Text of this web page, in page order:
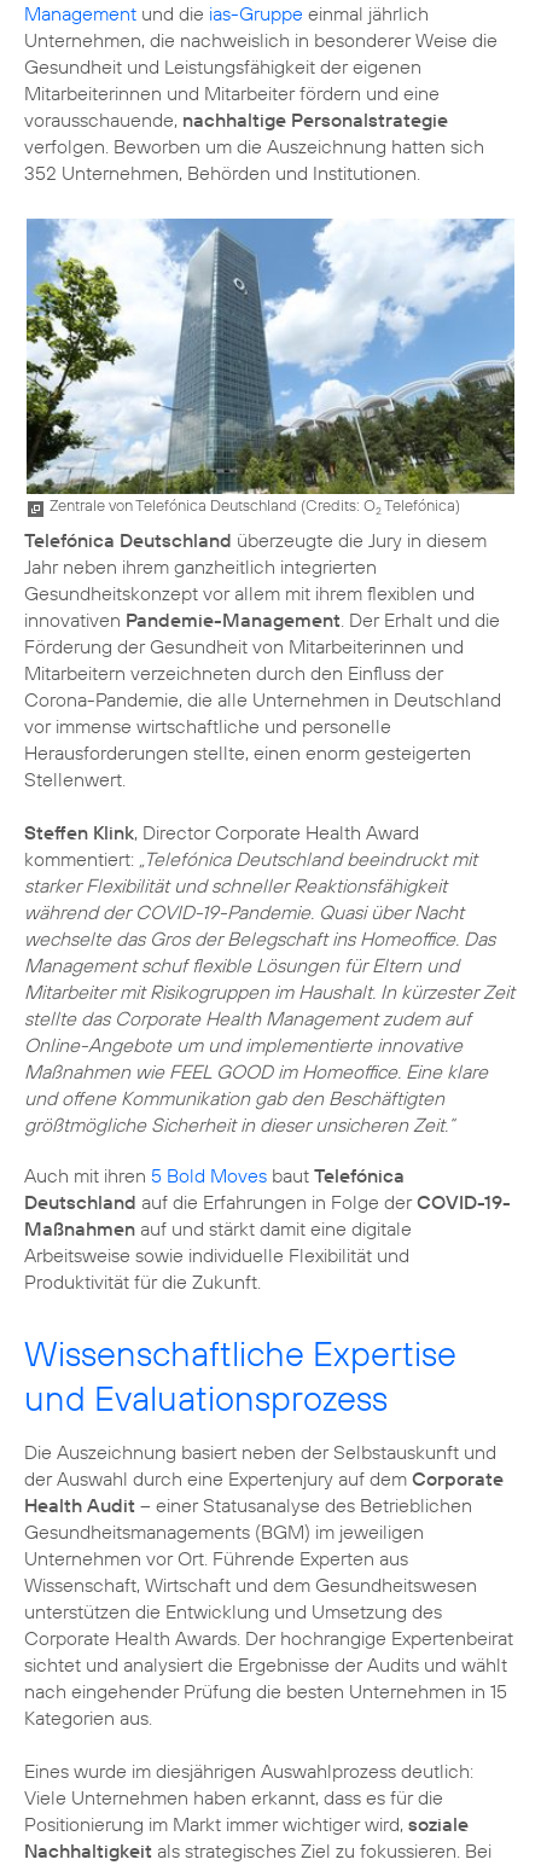
Management und die ias-Gruppe einmal jährlich
Unternehmen, die nachweislich in besonderer Weise die
Gesundheit und Leistungsfähigkeit der eigenen
Mitarbeiterinnen und Mitarbeiter fördern und eine
vorausschauende, nachhaltige Personalstrategie
verfolgen. Beworben um die Auszeichnung hatten sich
352 Unternehmen, Behörden und Institutionen.
Zentrale von Telefónica Deutschland (Credits: O2Telefónica)
Telefónica Deutschland überzeugte die Jury in diesem
Jahr neben ihrem ganzheitlich integrierten
Gesundheitskonzept vor allem mit ihrem flexiblen und
innovativen Pandemie-Management . Der Erhalt und die
Förderung der Gesundheit von Mitarbeiterinnen und
Mitarbeitern verzeichneten durch den Einfluss der
Corona-Pandemie, die alle Unternehmen in Deutschland
vor immense wirtschaftliche und personelle
Herausforderungen stellte, einen enorm gesteigerten
Stellenwert.
Steffen Klink, Director Corporate Health Award
kommentiert: „Telefónica Deutschland beeindruckt mit
starker Flexibilität und schneller Reaktionsfähigkeit
während der COVID-19-Pandemie. Quasi über Nacht
wechselte das Gros der Belegschaft ins Homeoffice. Das
Management schuf flexible Lösungen für Eltern und
Mitarbeiter mit Risikogruppen im Haushalt. In kürzester Zeit
stellte das Corporate Health Management zudem auf
Online-Angebote um und implementierte innovative
Maßnahmen wie FEEL GOOD im Homeoffice. Eine klare
und offene Kommunikation gab den Beschäftigten
größtmögliche Sicherheit in dieser unsicheren Zeit.“
Auch mit ihren 5 Bold Moves baut Telefónica
Deutschland auf die Erfahrungen in Folge derCOVID-19-
Maßnahmen auf und stärkt damit eine digitale
Arbeitsweise sowie individuelle Flexibilität und
Wissenschaftliche Expertise
und Evaluationsprozess
Die Auszeichnung basiert neben der Selbstauskunft und
der Auswahl durch eine Expertenjury auf dem Corporate
Health Audit – einer Statusanalyse des Betrieblichen
Gesundheitsmanagements (BGM) im jeweiligen
Unternehmen vor Ort. Führende Experten aus
Wissenschaft, Wirtschaft und dem Gesundheitswesen
unterstützen die Entwicklung und Umsetzung des
Corporate Health Awards. Der hochrangige Expertenbeirat
sichtet und analysiert die Ergebnisse der Audits und wählt
nach eingehender Prüfung die besten Unternehmen in 15
Kategorien aus.
Eines wurde im diesjährigen Auswahlprozess deutlich:
Viele Unternehmen haben erkannt, dass es für die
Positionierung im Markt immer wichtiger wird, soziale
Nachhaltigkeit als strategisches Ziel zu fokussieren. Bei